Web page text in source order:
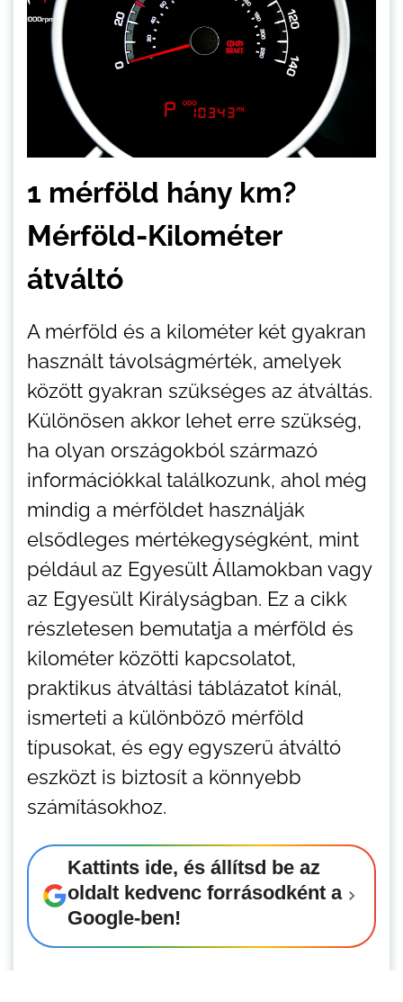
1 mérföld hány km?
Mérföld-Kilométer
átváltó
A mérföld és a kilométer két gyakran
használt távolságmérték, amelyek
között gyakran szükséges az átváltás.
Különösen akkor lehet erre szükség,
ha olyan országokból származó
információkkal találkozunk, ahol még
mindig a mérföldet használják
elsődleges mértékegységként, mint
például az Egyesült Államokban vagy
az Egyesült Királyságban. Ez a cikk
részletesen bemutatja a mérföld és
kilométer közötti kapcsolatot,
praktikus átváltási táblázatot kínál,
ismerteti a különböző mérföld
típusokat, és egy egyszerű átváltó
eszközt is biztosít a könnyebb
számításokhoz.
Kattints ide, és állítsd be az
oldalt kedvenc forrásodként a
Google-ben!